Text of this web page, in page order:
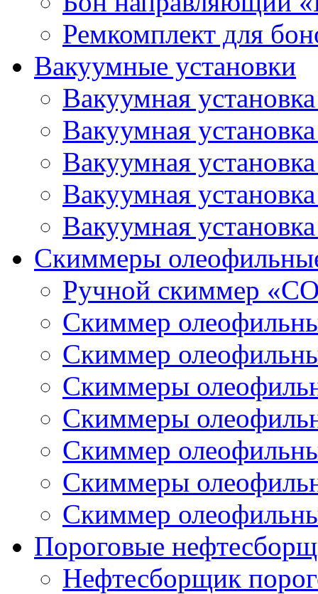
Ремкомплект для
Вакуумные установки
Вакуумная
Вакуумная
Вакуумная
Вакуумная
Вакуумная
Скиммеры
Ручной скиммер
Скиммер
Скиммер
Скиммеры
Скиммеры
Скиммер
Скиммеры
Скиммер
Пороговые
Нефтесборщик